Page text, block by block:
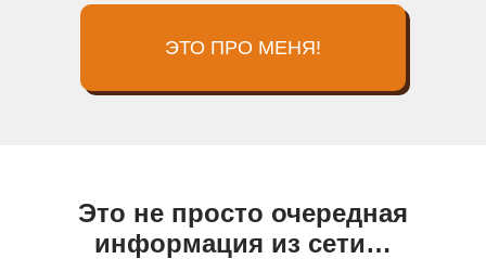
ЭТО ПРО МЕНЯ!
Это не просто очередная
информация из сети…